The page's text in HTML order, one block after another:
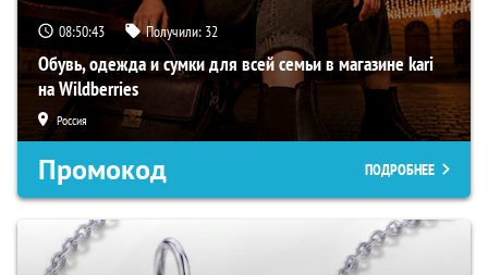
08:50:42 Получили: 32
Обувь, одежда и сумки для всей семьи в магазине kari
на Wildberries
Россия
Промокод ПОДРОБНЕЕ